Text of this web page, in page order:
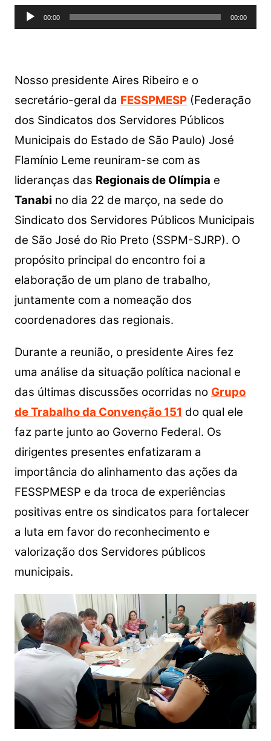
Tocador
de
00:00 00:00
Nosso presidente Aires Ribeiro e o
secretário-geral da FESSPMESP(Federação
dos Sindicatos dos Servidores Públicos
Municipais do Estado de São Paulo) José
Flamínio Leme reuniram-se com as
lideranças das Regionais de Olímpia e
Tanabi no dia 22 de março, na sede do
Sindicato dos Servidores Públicos Municipais
de São José do Rio Preto (SSPM-SJRP). O
propósito principal do encontro foi a
elaboração de um plano de trabalho,
juntamente com a nomeação dos
coordenadores das regionais.
Durante a reunião, o presidente Aires fez
uma análise da situação política nacional e
das últimas discussões ocorridas no Grupo
de Trabalho da Convenção 151 do qual ele
faz parte junto ao Governo Federal. Os
dirigentes presentes enfatizaram a
importância do alinhamento das ações da
FESSPMESP e da troca de experiências
positivas entre os sindicatos para fortalecer
a luta em favor do reconhecimento e
valorização dos Servidores públicos
municipais.